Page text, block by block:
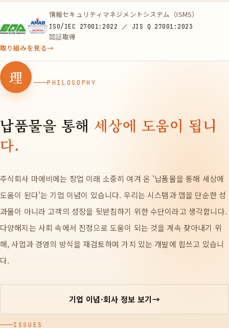
情報セキュリティマネジメントシステム（ISMS）
ISO/IEC 27001:2022 ／ JIS Q 27001:2023
認証取得
取り組みを見る→
理 PHILOSOPHY
납품물을 통해 세상에 도움이 됩니
다.
주식회사 마에비에는 창업 이래 소중히 여겨 온 '납품물을 통해 세상에
도움이 된다'는 기업 이념이 있습니다. 우리는 시스템과 앱을 단순한 성
과물이 아니라 고객의 성장을 뒷받침하기 위한 수단이라고 생각합니다.
다양해지는 사회 속에서 진정으로 도움이 되는 것을 계속 찾아내기 위
해, 사업과 경영의 방식을 재검토하며 가치 있는 개발에 힘쓰고 있습니
다.
기업 이념·회사 정보 보기→
ISSUES